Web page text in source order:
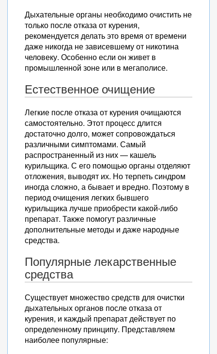
Дыхательные органы необходимо очистить не
только после отказа от курения,
рекомендуется делать это время от времени
даже никогда не зависевшему от никотина
человеку. Особенно если он живет в
промышленной зоне или в мегаполисе.
Естественное очищение
Легкие после отказа от курения очищаются
самостоятельно. Этот процесс длится
достаточно долго, может сопровождаться
различными симптомами. Самый
распространенный из них — кашель
курильщика. С его помощью органы отделяют
отложения, выводят их. Но терпеть синдром
иногда сложно, а бывает и вредно. Поэтому в
период очищения легких бывшего
курильщика лучше приобрести какой-либо
препарат. Также помогут различные
дополнительные методы и даже народные
средства.
Популярные лекарственные
средства
Существует множество средств для очистки
дыхательных органов после отказа от
курения, и каждый препарат действует по
определенному принципу. Представляем
наиболее популярные: